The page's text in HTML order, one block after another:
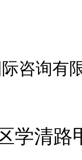
咨询有
学清路